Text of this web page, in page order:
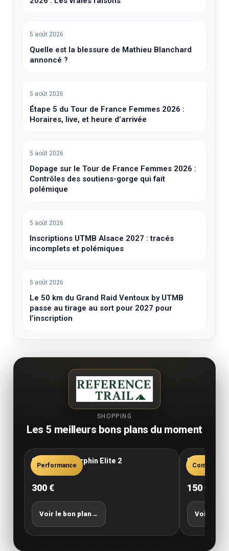
5 août 2026
Quelle est la blessure de Mathieu Blanchard
annoncé ?
5 août 2026
Étape 5 du Tour de France Femmes 2026 :
Horaires, live, et heure d’arrivée
5 août 2026
Dopage sur le Tour de France Femmes 2026 :
Contrôles des soutiens-gorge qui fait
polémique
5 août 2026
Inscriptions UTMB Alsace 2027 : tracés
incomplets et polémiques
5 août 2026
Le 50 km du Grand Raid Ventoux by UTMB
passe au tirage au sort pour 2027 pour
l’inscription
SHOPPING
Les 5 meilleurs bons plans du moment
Performance
Saucony Endorphin Elite 2
300 €
Voir le bon plan→
Confort
New
150 €
Voir le